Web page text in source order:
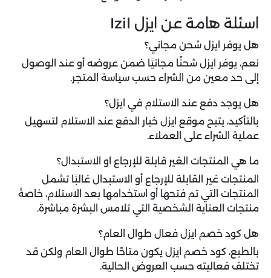
اسئلة هامة عن ايزل Izil
هل يوفر ايزل شحن مجاني؟
نعم، يوفر ايزل شحنًا مجانيًا ضمن عروضه أو عند الوصول
إلى حد معين من الشراء حسب سياسة المتجر.
هل يوجد دفع عند الاستلام في ايزل؟
بالتأكيد، يتيح موقع ايزل خيار الدفع عند الاستلام لتسهيل
عملية الشراء على العملاء.
ما هي المنتجات الغير قابلة للإرجاع او الاستبدال؟
المنتجات غير القابلة للإرجاع أو الاستبدال غالبًا تشمل
المنتجات التي تم فتحها أو استخدامها بعد الاستلام، خاصةً
منتجات العناية الشخصية التي تلامس البشرة مباشرة.
هل كود خصم ايزل فعال طوال العام؟
بالطبع، كود خصم ايزل يكون متاحًا طوال العام ولكن قد
تختلف فعاليته حسب العروض الحالية.